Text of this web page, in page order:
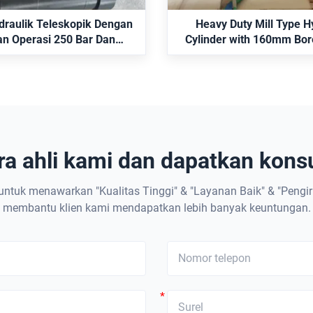
Teleskopik Dengan
Operasi 250 Bar Dan
diganti dengan model
Ideal untuk lengan robot
dan otomasi industri.
Heavy Duty Mill Type
Cylinder with 160mm
dipertukarkan dengan seri
CDH1/CGH1.
ahli kami dan dapatkan
menawarkan "Kualitas Tinggi" & "Layanan Baik" &
membantu klien kami mendapatkan lebih banyak keuntungan.
*